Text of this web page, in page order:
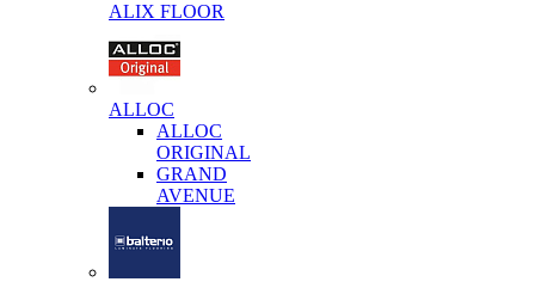
ALIX FLOOR
ALLOC
ALLOC
ORIGINAL
GRAND
AVENUE